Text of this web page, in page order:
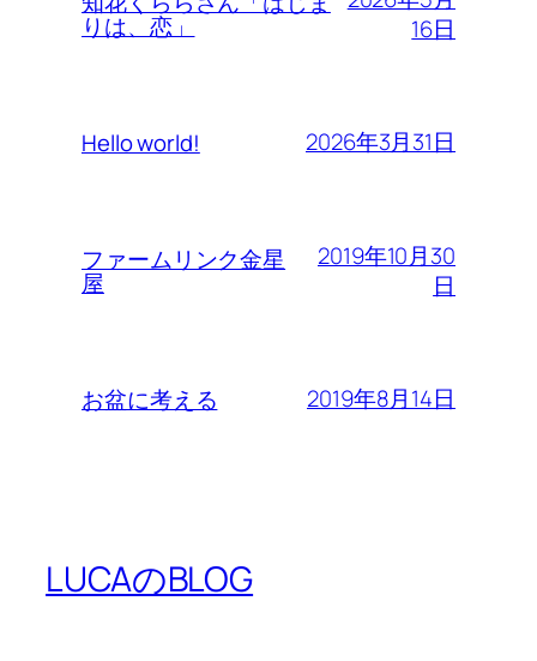
りは、恋」
16日
Hello world! 2026年3月31日
ファームリンク金星
屋
2019年10月30
日
お盆に考える 2019年8月14日
LUCAのBLOG